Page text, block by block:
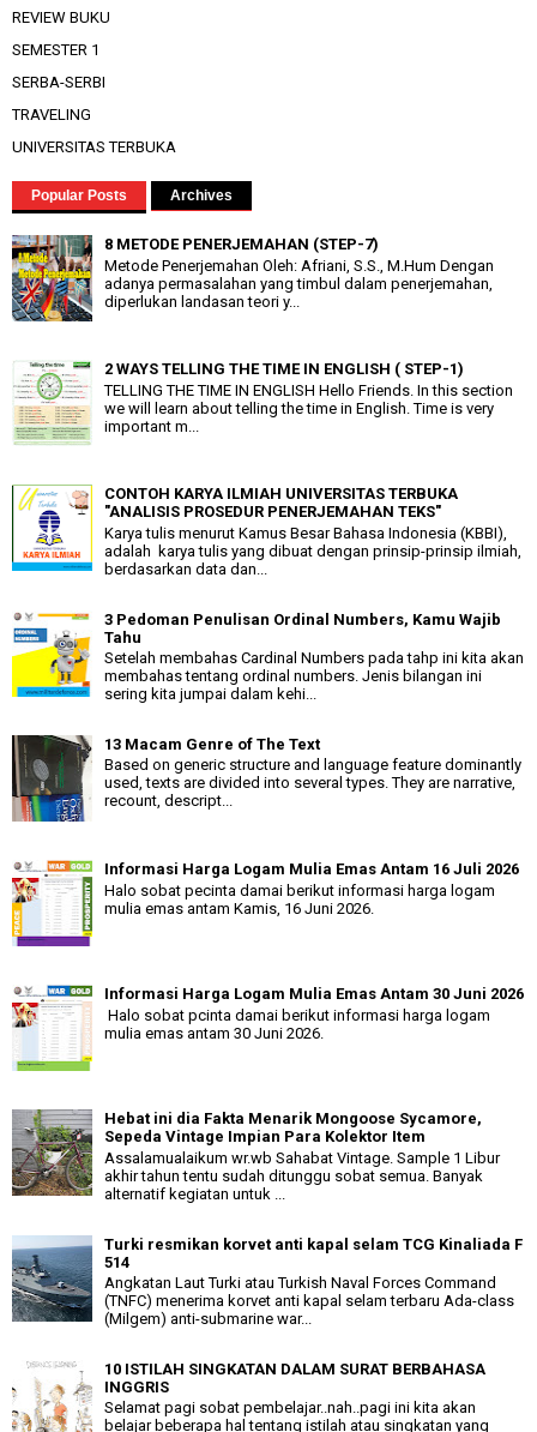
REVIEW BUKU
SEMESTER 1
SERBA-SERBI
TRAVELING
UNIVERSITAS TERBUKA
Popular Posts Archives
8 METODE PENERJEMAHAN (STEP-7)
Metode Penerjemahan Oleh: Afriani, S.S., M.Hum Dengan
adanya permasalahan yang timbul dalam penerjemahan,
diperlukan landasan teori y...
2 WAYS TELLING THE TIME IN ENGLISH ( STEP-1)
TELLING THE TIME IN ENGLISH Hello Friends. In this section
we will learn about telling the time in English. Time is very
important m...
CONTOH KARYA ILMIAH UNIVERSITAS TERBUKA
"ANALISIS PROSEDUR PENERJEMAHAN TEKS"
Karya tulis menurut Kamus Besar Bahasa Indonesia (KBBI),
adalah karya tulis yang dibuat dengan prinsip-prinsip ilmiah,
berdasarkan data dan...
3 Pedoman Penulisan Ordinal Numbers, Kamu Wajib
Tahu
Setelah membahas Cardinal Numbers pada tahp ini kita akan
membahas tentang ordinal numbers. Jenis bilangan ini
sering kita jumpai dalam kehi...
13 Macam Genre of The Text
Based on generic structure and language feature dominantly
used, texts are divided into several types. They are narrative,
recount, descript...
Informasi Harga Logam Mulia Emas Antam 16 Juli 2026
Halo sobat pecinta damai berikut informasi harga logam
mulia emas antam Kamis, 16 Juni 2026.
Informasi Harga Logam Mulia Emas Antam 30 Juni 2026
Halo sobat pcinta damai berikut informasi harga logam
mulia emas antam 30 Juni 2026.
Hebat ini dia Fakta Menarik Mongoose Sycamore,
Sepeda Vintage Impian Para Kolektor Item
Assalamualaikum wr.wb Sahabat Vintage. Sample 1 Libur
akhir tahun tentu sudah ditunggu sobat semua. Banyak
alternatif kegiatan untuk ...
Turki resmikan korvet anti kapal selam TCG Kinaliada F
514
Angkatan Laut Turki atau Turkish Naval Forces Command
(TNFC) menerima korvet anti kapal selam terbaru Ada-class
(Milgem) anti-submarine war...
10 ISTILAH SINGKATAN DALAM SURAT BERBAHASA
INGGRIS
Selamat pagi sobat pembelajar..nah..pagi ini kita akan
belajar beberapa hal tentang istilah atau singkatan yang